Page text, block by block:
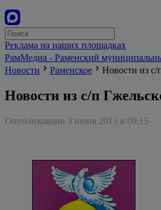
Реклама на наших площадках
РамМедиа - Раменский
Новости
Раменское Новости из с/
Новости из с/п
Опубликовано 3 июня 2013 в 09:15